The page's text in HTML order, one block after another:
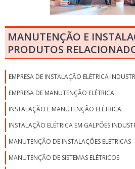
MANUTENÇÃO E
PRODUTOS
EMPRESA DE INSTALAÇÃO ELÉTRICA
EMPRESA DE MANUTENÇÃO ELÉTRICA
INSTALAÇÃO E MANUTENÇÃO ELÉTRICA
INSTALAÇÃO ELÉTRICA EM GALPÕES
MANUTENÇÃO DE INSTALAÇÕES ELÉTRICAS
MANUTENÇÃO DE SISTEMAS ELÉTRICOS